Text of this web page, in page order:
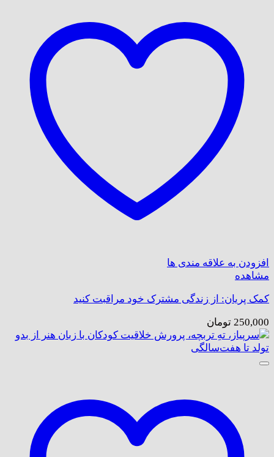
افزودن به علاقه مندی ها
مشاهده
کمک پریان: از زندگی مشترک خود مراقبت کنید
250,000 تومان